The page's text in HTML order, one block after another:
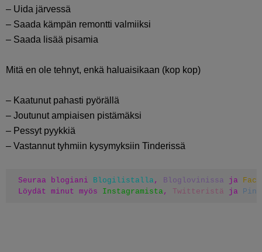
– Uida järvessä
– Saada kämpän remontti valmiiksi
– Saada lisää pisamia
Mitä en ole tehnyt, enkä haluaisikaan (kop kop)
– Kaatunut pahasti pyörällä
– Joutunut ampiaisen pistämäksi
– Pessyt pyykkiä
– Vastannut tyhmiin kysymyksiin Tinderissä
Seuraa blogiani Blogilistalla, Bloglovinissa ja
Löydät minut myös Instagramista, Twitteristä ja